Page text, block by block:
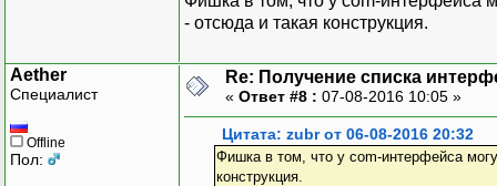
- отсюда и такая конструкция.
Aether
Специалист
Offline
Пол:
Re: Получение списка
« Ответ #8 : 07-08-2016 10:05 »
Цитата: zubr от 06-08-2016 20:32
Фишка в том, что у com-интерфейса
конструкция.